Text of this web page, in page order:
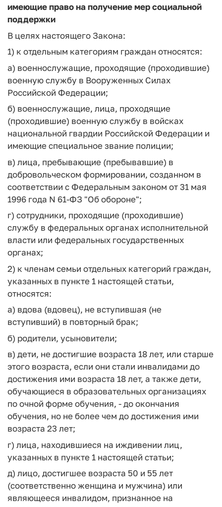
имеющие право на получение мер социальной
поддержки
В целях настоящего Закона:
1) к отдельным категориям граждан относятся:
а) военнослужащие, проходящие (проходившие)
военную службу в Вооруженных Силах
Российской Федерации;
б) военнослужащие, лица, проходящие
(проходившие) военную службу в войсках
национальной гвардии Российской Федерации и
имеющие специальное звание полиции;
в) лица, пребывающие (пребывавшие) в
добровольческом формировании, созданном в
соответствии с Федеральным законом от 31 мая
1996 года N 61-ФЗ "Об обороне";
г) сотрудники, проходящие (проходившие)
службу в федеральных органах исполнительной
власти или федеральных государственных
органах;
2) к членам семьи отдельных категорий граждан,
указанных в пункте 1 настоящей статьи,
относятся:
а) вдова (вдовец), не вступившая (не
вступивший) в повторный брак;
б) родители, усыновители;
в) дети, не достигшие возраста 18 лет, или старше
этого возраста, если они стали инвалидами до
достижения ими возраста 18 лет, а также дети,
обучающиеся в образовательных организациях
по очной форме обучения, - до окончания
обучения, но не более чем до достижения ими
возраста 23 лет;
г) лица, находившиеся на иждивении лиц,
указанных в пункте 1 настоящей статьи;
д) лицо, достигшее возраста 50 и 55 лет
(соответственно женщина и мужчина) или
являющееся инвалидом, признанное на